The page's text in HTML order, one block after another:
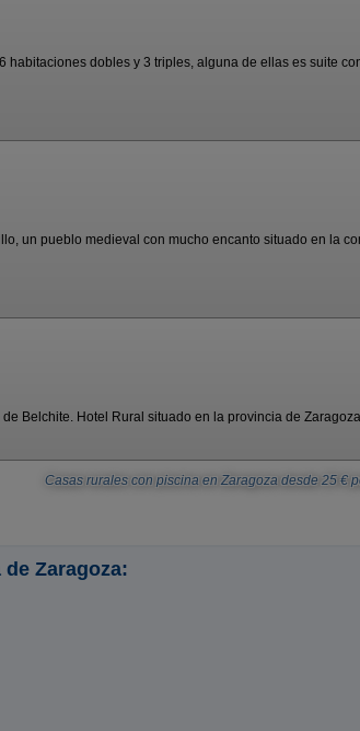
dobles y 3 triples, alguna de ellas es suite
un pueblo medieval con mucho encanto situado en la
Belchite. Hotel Rural situado en la provincia de
Casas rurales con piscina en Zaragoza desde 25€
Zaragoza: